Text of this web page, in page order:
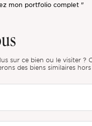
mon portfolio complet "
sur ce bien ou le visiter ?
des biens similaires